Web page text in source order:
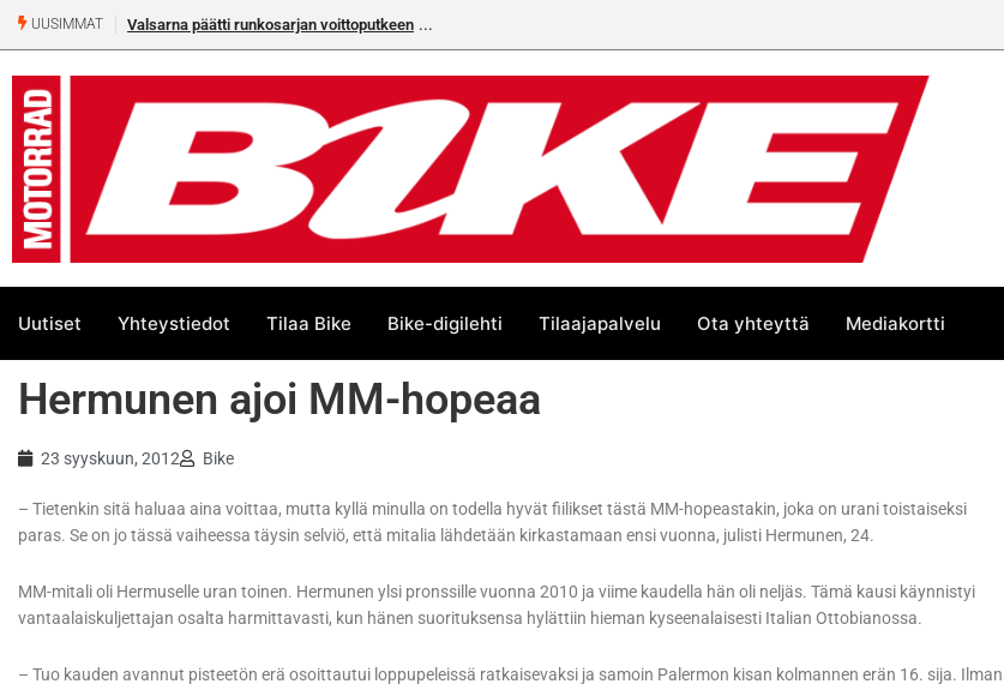
UUSIMMAT Valsarna päätti runkosarjan voittoputkeen
numeroa!
Uutiset Yhteystiedot Tilaa Bike Bike-digilehti Tilaajapalvelu Ota yhteyttä Mediakortti
Hermunen ajoi MM-hopeaa
23 syyskuun, 2012 Bike
– Tietenkin sitä haluaa aina voittaa, mutta kyllä minulla on todella hyvät fiilikset tästä MM-hopeastakin, joka on urani toistaiseksi
paras. Se on jo tässä vaiheessa täysin selviö, että mitalia lähdetään kirkastamaan ensi vuonna, julisti Hermunen, 24.
MM-mitali oli Hermuselle uran toinen. Hermunen ylsi pronssille vuonna 2010 ja viime kaudella hän oli neljäs. Tämä kausi käynnistyi
vantaalaiskuljettajan osalta harmittavasti, kun hänen suorituksensa hylättiin hieman kyseenalaisesti Italian Ottobianossa.
– Tuo kauden avannut pisteetön erä osoittautui loppupeleissä ratkaisevaksi ja samoin Palermon kisan kolmannen erän 16. sija. Ilman